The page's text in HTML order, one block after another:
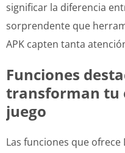
significar la diferencia
sorprendente que
APK capten tanta
Funciones
transforman tu
juego
Las funciones que